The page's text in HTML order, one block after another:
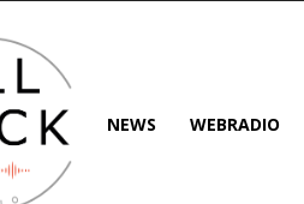
NEWS WEBRADIO